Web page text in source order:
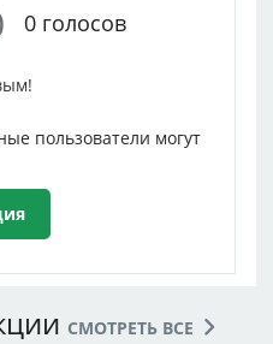
0 голосов
пользователи могут
СМОТРЕТЬ ВСЕ